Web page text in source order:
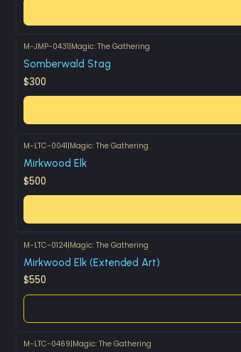
M-JMP-0431|Magic: The Gathering
Somberwald Stag
$300
M-LTC-0041|Magic: The Gathering
Mirkwood Elk
$500
Agotado
M-LTC-0124|Magic: The Gathering
Mirkwood Elk (Extended Art)
$550
M-LTC-0469|Magic: The Gathering